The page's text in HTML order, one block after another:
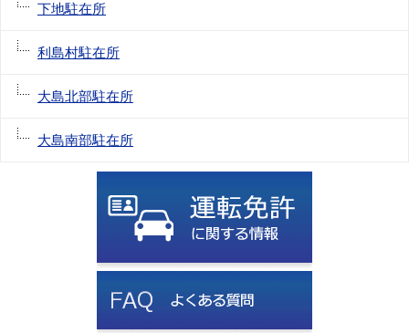
下地駐在所
利島村駐在所
大島北部駐在所
大島南部駐在所